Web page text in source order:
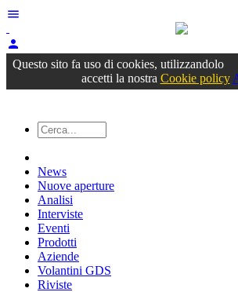
menu
person
Questo sito fa uso di cookies, utilizzandolo
accetti la nostra Cookie policy
News
Nuove aperture
Analisi
Interviste
Eventi
Prodotti
Aziende
Volantini GDS
Riviste